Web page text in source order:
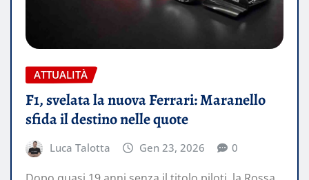
ATTUALITÀ
F1, svelata la nuova Ferrari: Maranello
sfida il destino nelle quote
Luca Talotta Gen 23, 2026 0